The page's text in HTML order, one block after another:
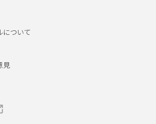
について
見